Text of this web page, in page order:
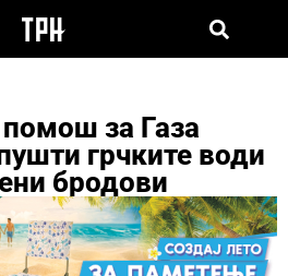
за Газа
грчките води
бродови